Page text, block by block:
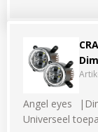
Angel eyes
Universeel